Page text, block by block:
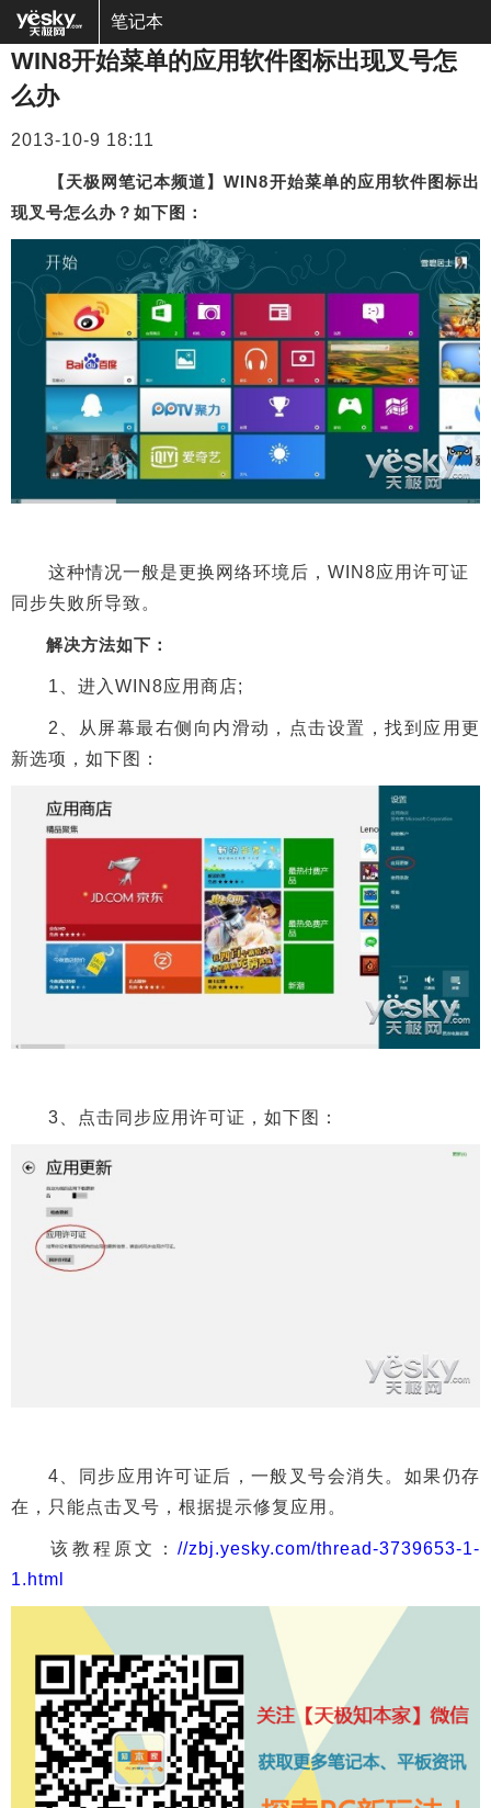
笔记本
WIN8开始菜单的应用软件图标出现叉号怎
么办
2013-10-9 18:11
【天极网笔记本频道】WIN8开始菜单的应用软件图标出
现叉号怎么办？如下图：
这种情况一般是更换网络环境后，WIN8应用许可证
同步失败所导致。
解决方法如下：
1、进入WIN8应用商店;
2、从屏幕最右侧向内滑动，点击设置，找到应用更
新选项，如下图：
3、点击同步应用许可证，如下图：
4、同步应用许可证后，一般叉号会消失。如果仍存
在，只能点击叉号，根据提示修复应用。
该教程原文： //zbj.yesky.com/thread-3739653-1-
1.html